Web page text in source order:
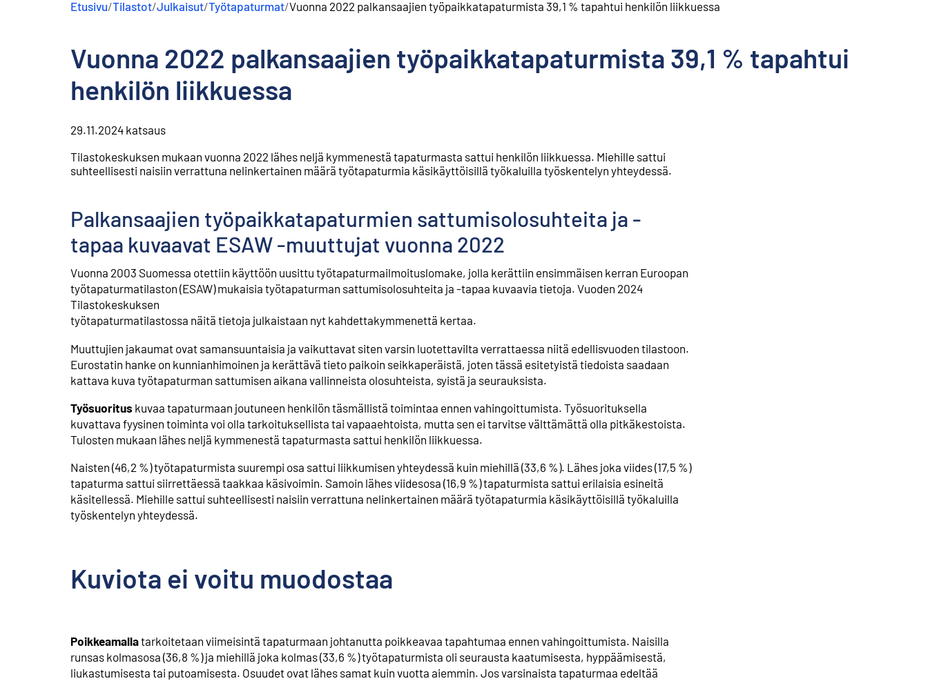
Etusivu/Tilastot/Julkaisut/Työtapaturmat/Vuonna 2022 palkansaajien työpaikkatapaturmista 39,1 % tapahtui henkilön liikkuessa
Vuonna 2022 palkansaajien työpaikkatapaturmista 39,1 % tapahtui
henkilön liikkuessa
29.11.2024 katsaus
Tilastokeskuksen mukaan vuonna 2022 lähes neljä kymmenestä tapaturmasta sattui henkilön liikkuessa. Miehille sattui
suhteellisesti naisiin verrattuna nelinkertainen määrä työtapaturmia käsikäyttöisillä työkaluilla työskentelyn yhteydessä.
Palkansaajien työpaikkatapaturmien sattumisolosuhteita ja -
tapaa kuvaavat ESAW -muuttujat vuonna 2022
Vuonna 2003 Suomessa otettiin käyttöön uusittu työtapaturmailmoituslomake, jolla kerättiin ensimmäisen kerran Euroopan
työtapaturmatilaston (ESAW) mukaisia työtapaturman sattumisolosuhteita ja -tapaa kuvaavia tietoja. Vuoden 2024
Tilastokeskuksen
työtapaturmatilastossa näitä tietoja julkaistaan nyt kahdettakymmenettä kertaa.
Muuttujien jakaumat ovat samansuuntaisia ja vaikuttavat siten varsin luotettavilta verrattaessa niitä edellisvuoden tilastoon.
Eurostatin hanke on kunnianhimoinen ja kerättävä tieto paikoin seikkaperäistä, joten tässä esitetyistä tiedoista saadaan
kattava kuva työtapaturman sattumisen aikana vallinneista olosuhteista, syistä ja seurauksista.
Työsuoritus kuvaa tapaturmaan joutuneen henkilön täsmällistä toimintaa ennen vahingoittumista. Työsuorituksella
kuvattava fyysinen toiminta voi olla tarkoituksellista tai vapaaehtoista, mutta sen ei tarvitse välttämättä olla pitkäkestoista.
Tulosten mukaan lähes neljä kymmenestä tapaturmasta sattui henkilön liikkuessa.
Naisten (46,2 %) työtapaturmista suurempi osa sattui liikkumisen yhteydessä kuin miehillä (33,6 %). Lähes joka viides (17,5 %)
tapaturma sattui siirrettäessä taakkaa käsivoimin. Samoin lähes viidesosa (16,9 %) tapaturmista sattui erilaisia esineitä
käsitellessä. Miehille sattui suhteellisesti naisiin verrattuna nelinkertainen määrä työtapaturmia käsikäyttöisillä työkaluilla
työskentelyn yhteydessä.
Kuviota ei voitu muodostaa
Poikkeamallatarkoitetaan viimeisintä tapaturmaan johtanutta poikkeavaa tapahtumaa ennen vahingoittumista. Naisilla
runsas kolmasosa (36,8 %) ja miehillä joka kolmas (33,6 %) työtapaturmista oli seurausta kaatumisesta, hyppäämisestä,
liukastumisesta tai putoamisesta. Osuudet ovat lähes samat kuin vuotta aiemmin. Jos varsinaista tapaturmaa edeltää